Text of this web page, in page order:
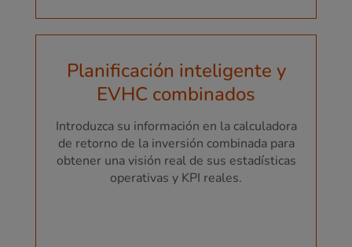
Planificación inteligente y
EVHC combinados
Introduzca su información en la calculadora
de retorno de la inversión combinada para
obtener una visión real de sus estadísticas
operativas y KPI reales.